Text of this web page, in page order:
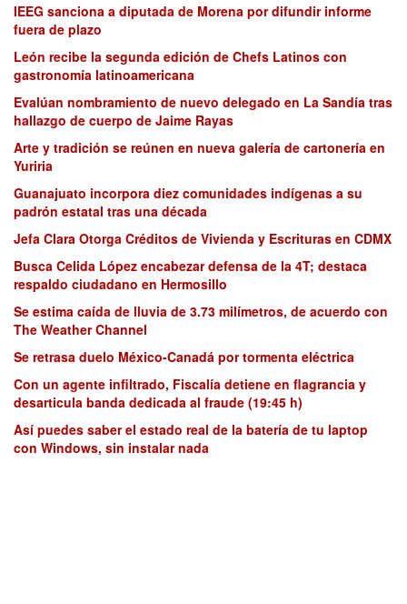
IEEG sanciona a diputada de Morena por difundir informe
fuera de plazo
León recibe la segunda edición de Chefs Latinos con
gastronomía latinoamericana
Evalúan nombramiento de nuevo delegado en La Sandía tras
hallazgo de cuerpo de Jaime Rayas
Arte y tradición se reúnen en nueva galería de cartonería en
Yuriria
Guanajuato incorpora diez comunidades indígenas a su
padrón estatal tras una década
Jefa Clara Otorga Créditos de Vivienda y Escrituras en CDMX
Busca Celida López encabezar defensa de la 4T; destaca
respaldo ciudadano en Hermosillo
Se estima caída de lluvia de 3.73 milímetros, de acuerdo con
The Weather Channel
Se retrasa duelo México-Canadá por tormenta eléctrica
Con un agente infiltrado, Fiscalía detiene en flagrancia y
desarticula banda dedicada al fraude (19:45 h)
Así puedes saber el estado real de la batería de tu laptop
con Windows, sin instalar nada